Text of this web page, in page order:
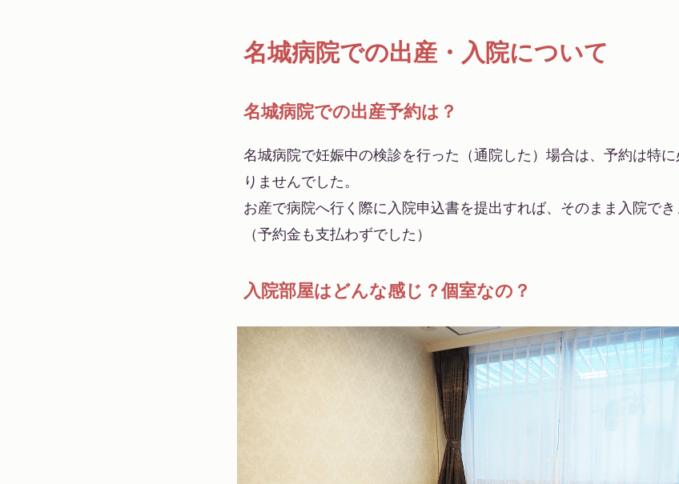
名城病院での出産・入院について
名城病院での出産予約は？
名城病院で妊娠中の検診を行った（通院した）場合は、予約は特
りませんでした。
お産で病院へ行く際に入院申込書を提出すれば、そのまま入院でき
（予約金も支払わずでした）
入院部屋はどんな感じ？個室なの？